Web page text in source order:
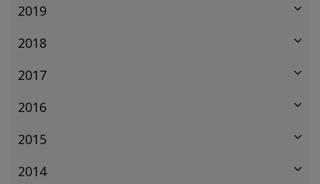
2019
2018
2017
2016
2015
2014